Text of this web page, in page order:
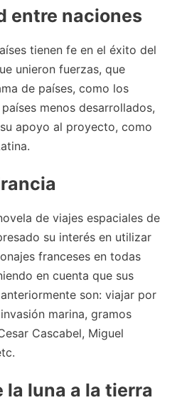
entre naciones
tienen fe en el éxito del
unieron fuerzas, que
de países, como los
menos desarrollados,
apoyo al proyecto, como
de viajes espaciales de
su interés en utilizar
franceses en todas
en cuenta que sus
son: viajar por
marina, gramos
Cascabel, Miguel
la luna a la tierra